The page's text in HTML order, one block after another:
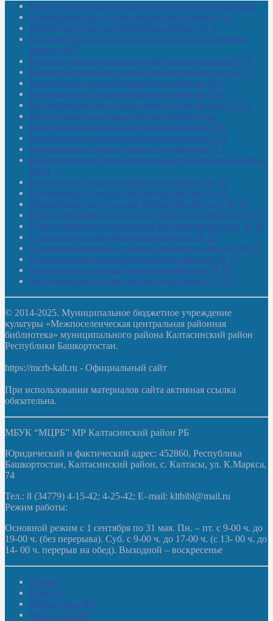
Межпоселенческая центральная районная библиотека
Амзибашевская сельская библиотека-филиал № 1
Бабаевская сельская библиотека-филиал № 2
Большекачаковская сельская модельная библиотека-
филиал № 7
Большекуразовская сельская библиотека-филиал № 3
Верхнетыхтемская сельская библиотека-филиал № 15
Калегинская сельская библиотека-филиал № 6
Калмашевская сельская библиотека-филиал № 5
Калмиябашевская сельская библиотека-филиал № 13
Калтасинская модельная детская библиотека
Кельтеевская сельская библиотека-филиал № 8
Киебаковская сельская библиотека-филиал № 9
Кокушевская сельская библиотека-филиал № 4
Краснохолмская сельская модельная библиотека-филиал
№ 21
Кутеремская сельская библиотека-филиал № 22
Кучашевская сельская библиотека-филиал № 11
Малокачаковская сельская библиотека-филиал № 12
Нижнекачмашевская сельская библиотека-филиал № 14
Новокильбахтинская сельская библиотека-филиал № 19
Сазовская сельская библиотека-филиал № 20
Староорьебашевская сельская библиотека-филиал № 16
Старояшевская сельская библиотека-филиал № 17
Тюльдинская сельская библиотека-филиал № 18
Чилибеевская сельская библиотека-филиал № 10
© 2014-2025. Муниципальное бюджетное учреждение
культуры «Межпоселенческая центральная районная
библиотека» муниципального района Калтасинский район
Республики Башкортостан.
https://mcrb-kalt.ru - Официальный сайт
При использовании материалов сайта активная ссылка
обязательна.
МБУК “МЦРБ” МР Калтасинский район РБ
Юридический и фактический адрес: 452860, Республика
Башкортостан, Калтасинский район, с. Калтасы, ул. К.Маркса,
74
Тел.: 8 (34779) 4-15-42; 4-25-42; E–mail: kltbibl@mail.ru
Режим работы:
Основной режим с 1 сентября по 31 мая. Пн. – пт. с 9-00 ч. до
19-00 ч. (без перерыва). Суб. с 9-00 ч. до 17-00 ч. (с 13- 00 ч. до
14- 00 ч. перерыв на обед). Выходной – воскресенье
Домой
Новости
Документы. Все
Мы в соцсетях